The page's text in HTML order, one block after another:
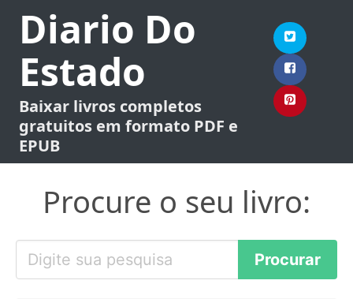
Diario Do
Estado
Baixar livros completos
gratuitos em formato PDF e
EPUB
Procure o seu livro: